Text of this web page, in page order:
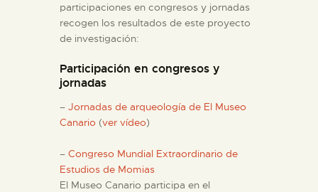
DIDÁCTICA
participaciones en congresos y jornadas
recogen los resultados de este proyecto
de investigación:
Participación en congresos y
jornadas
– Jornadas de arqueología de El Museo
Canario (ver vídeo)
– Congreso Mundial Extraordinario de
Estudios de Momias
El Museo Canario participa en el